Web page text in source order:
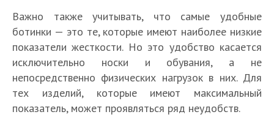
Важно также учитывать, что самые удобные
ботинки — это те, которые имеют наиболее низкие
показатели жесткости. Но это удобство касается
исключительно носки и обувания, а не
непосредственно физических нагрузок в них. Для
тех изделий, которые имеют максимальный
показатель, может проявляться ряд неудобств.